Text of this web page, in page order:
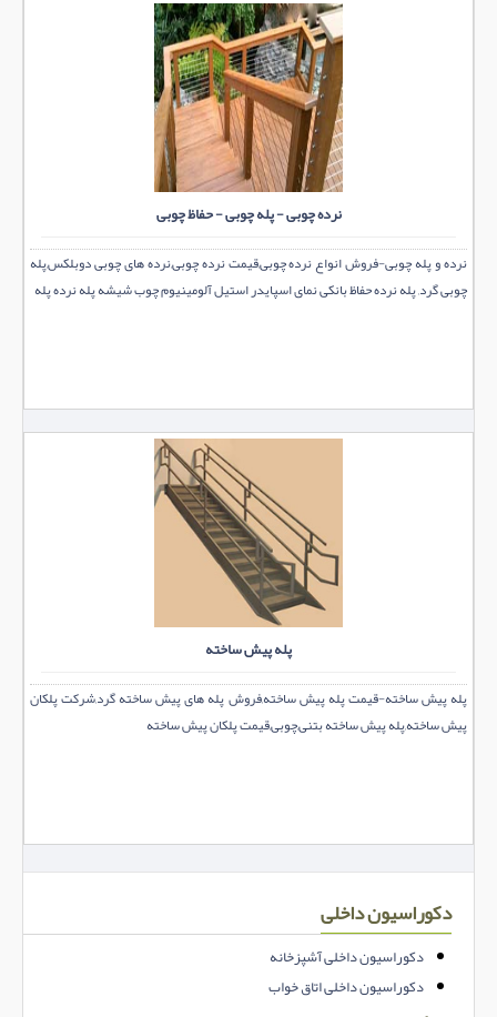
نرده چوبی - پله چوبی - حفاظ چوبی
نرده و پله چوبی-فروش انواع نرده چوبی,قیمت نرده چوبی,نرده های چوبی دوبلکس,پله
چوبی گرد, پله نرده حفاظ بانکی نمای اسپایدر استیل آلومینیوم چوب شیشه پله نرده پله
پله پیش ساخته
پله پیش ساخته-قیمت پله پیش ساخته,فروش پله های پیش ساخته گرد,شرکت پلکان
پیش ساخته,پله پیش ساخته بتنی,چوبی,قیمت پلکان پیش ساخته
دکوراسیون داخلی
دکوراسیون داخلی آشپزخانه
دکوراسیون داخلی اتاق خواب